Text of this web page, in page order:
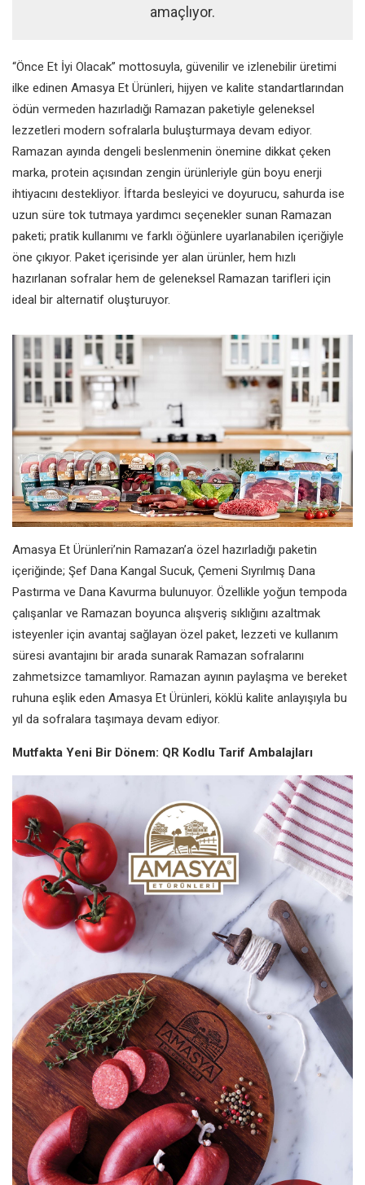
amaçlıyor.
“Önce Et İyi Olacak” mottosuyla, güvenilir ve izlenebilir üretimi
ilke edinen Amasya Et Ürünleri, hijyen ve kalite standartlarından
ödün vermeden hazırladığı Ramazan paketiyle geleneksel
lezzetleri modern sofralarla buluşturmaya devam ediyor.
Ramazan ayında dengeli beslenmenin önemine dikkat çeken
marka, protein açısından zengin ürünleriyle gün boyu enerji
ihtiyacını destekliyor. İftarda besleyici ve doyurucu, sahurda ise
uzun süre tok tutmaya yardımcı seçenekler sunan Ramazan
paketi; pratik kullanımı ve farklı öğünlere uyarlanabilen içeriğiyle
öne çıkıyor. Paket içerisinde yer alan ürünler, hem hızlı
hazırlanan sofralar hem de geleneksel Ramazan tarifleri için
ideal bir alternatif oluşturuyor.
Amasya Et Ürünleri’nin Ramazan’a özel hazırladığı paketin
içeriğinde; Şef Dana Kangal Sucuk, Çemeni Sıyrılmış Dana
Pastırma ve Dana Kavurma bulunuyor. Özellikle yoğun tempoda
çalışanlar ve Ramazan boyunca alışveriş sıklığını azaltmak
isteyenler için avantaj sağlayan özel paket, lezzeti ve kullanım
süresi avantajını bir arada sunarak Ramazan sofralarını
zahmetsizce tamamlıyor. Ramazan ayının paylaşma ve bereket
ruhuna eşlik eden Amasya Et Ürünleri, köklü kalite anlayışıyla bu
yıl da sofralara taşımaya devam ediyor.
Mutfakta Yeni Bir Dönem: QR Kodlu Tarif Ambalajları